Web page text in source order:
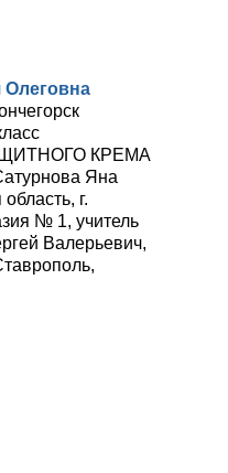
КРЕМА
Яна
г.
№ 1, учитель
Валерьевич,